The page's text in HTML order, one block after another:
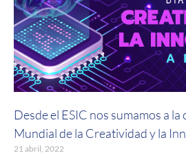
Desde el ESIC nos sumamos a
Mundial de la Creatividad y la
21 abril, 2022